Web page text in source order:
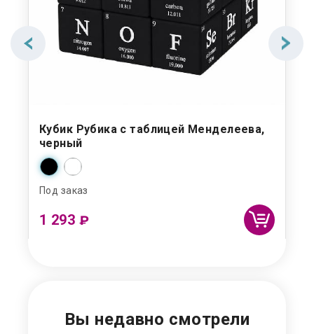
Кубик Рубика с таблицей Менделеева,
черный
Под заказ
1 293 ₽
Вы недавно смотрели